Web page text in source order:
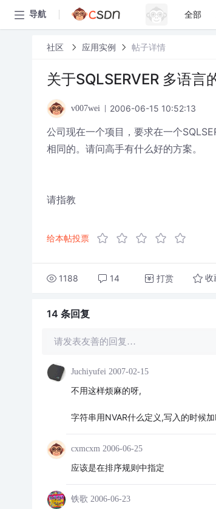
导航 全部
社区 应用实例 帖子详情
关于SQLSERVER 多语言
v007wei 2006-06-15 10:52:13
公司现在一个项目，要求在一个
相同的。请问高手有什么好的方案。
请指教
给本帖投票
1188 14 打赏 收
14 条回复
请发表友善的回复…
Juchiyufei 2007-02-15
不用这样烦麻的呀,
字符串用NVAR什么定义,写入的时候
cxmcxm 2006-06-25
应该是在排序规则中指定
铁歌 2006-06-23